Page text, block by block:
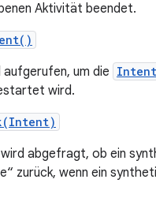
Aktivität beendet.
um die Intent
wird.
abgefragt, ob ein
zurück, wenn ein